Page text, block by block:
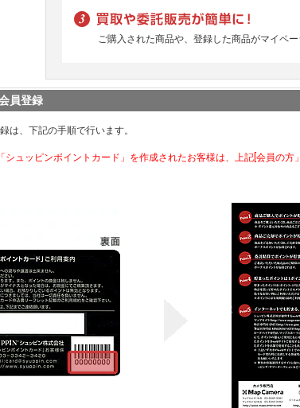
ご購入された商品や、登録した商品がマイペ
員登録
は、下記の手順で行います。
ュッピンポイントカード」を作成されたお客様は、上記[会員の